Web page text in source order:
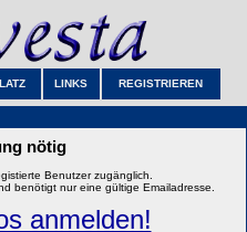
LINKS REGISTRIEREN
nötig
Benutzer zugänglich.
benötigt nur eine gültige Emailadresse.
anmelden!